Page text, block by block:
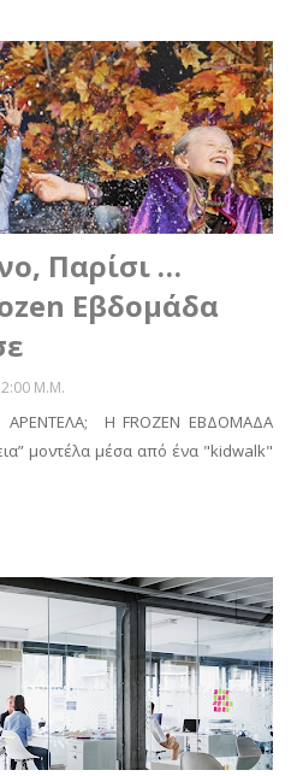
Παρίσι …
Εβδομάδα
Μ.μ.
ΑΡΕΝΤΕΛΑ; Η FROZEN ΕΒΔΟΜΑΔΑ
μοντέλα μέσα από ένα "kidwalk"